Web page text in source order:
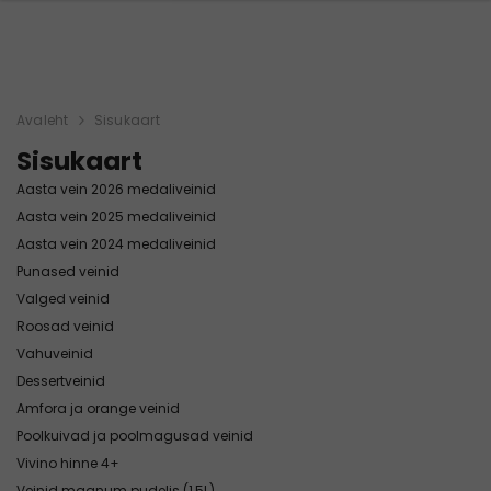
Avaleht Sisukaart
Sisukaart
Aasta vein 2026 medaliveinid
Aasta vein 2025 medaliveinid
Aasta vein 2024 medaliveinid
Punased veinid
Valged veinid
Roosad veinid
Vahuveinid
Dessertveinid
Amfora ja orange veinid
Poolkuivad ja poolmagusad veinid
Vivino hinne 4+